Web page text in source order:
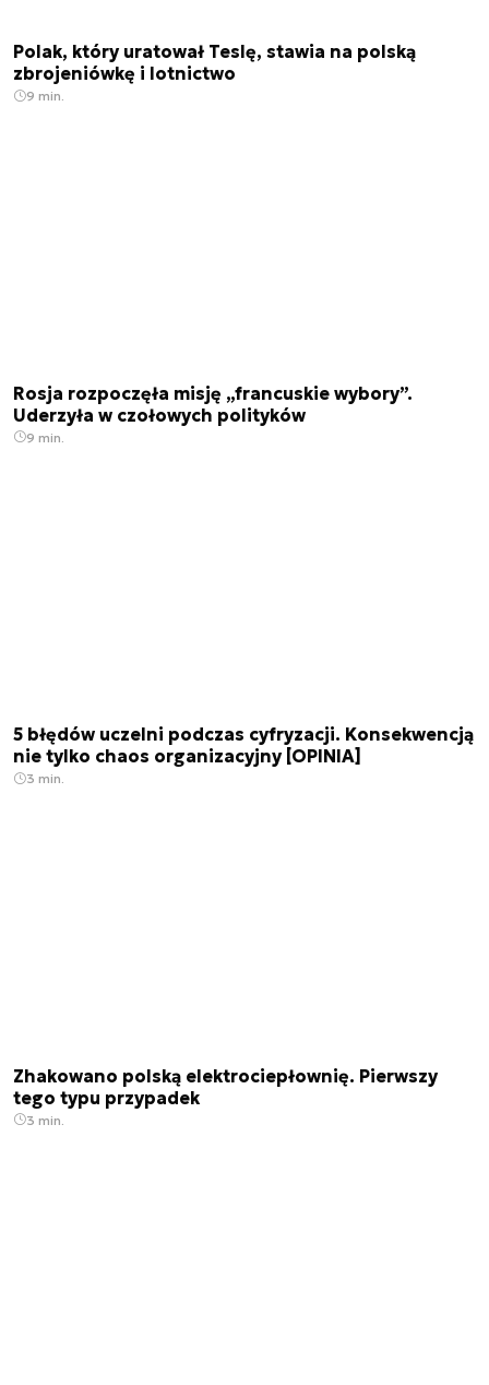
Polak, który uratował Teslę, stawia na polską
zbrojeniówkę i lotnictwo
9 min.
Rosja rozpoczęła misję „francuskie wybory”.
Uderzyła w czołowych polityków
9 min.
5 błędów uczelni podczas cyfryzacji. Konsekwencją
nie tylko chaos organizacyjny [OPINIA]
3 min.
Zhakowano polską elektrociepłownię. Pierwszy
tego typu przypadek
3 min.